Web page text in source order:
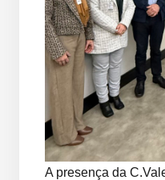
A presença da